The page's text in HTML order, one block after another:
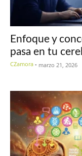
Enfoque y
pasa en tu
CZamora - marzo 21, 2026